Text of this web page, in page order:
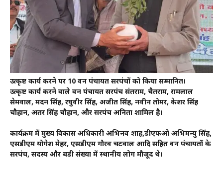
उत्कृष्ट कार्य करने पर 10 वन पंचायत सरपंचों को किया सम्मानित।
उत्कृष्ट कार्य करने वाले वन पंचायत सरपंच संतराम, चैतराम, रामलाल
सेमवाल, मदन सिंह, रघुवीर सिंह, अजीत सिंह, नवीन तोमर, केशर सिंह
चौहान, अतर सिंह चौहान, और सरपंच अनिता शामिल है।
कार्यक्रम में मुख्य विकास अधिकारी अभिनव शाह,डीएफओ अभिमन्यु सिंह,
एसडीएम योगेश मेहर, एसडीएम गौरव चटवाल आदि सहित वन पंचायतों के
सरपंच, सदस्य और बडी संख्या में स्थानीय लोग मौजूद थे।